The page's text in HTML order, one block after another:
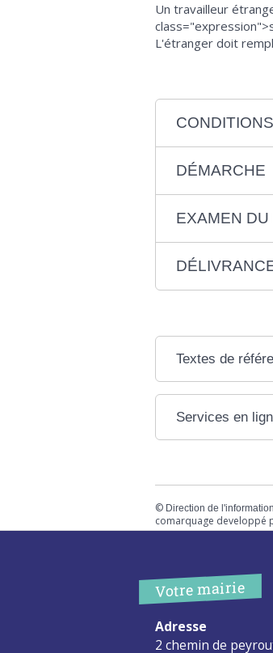
Un travailleur
L'étranger doit
DÉMARCHE
EXAMEN
Textes de
Services en
© Direction de
comarquage developpé
Votre mairie
Adresse
2 chemin de